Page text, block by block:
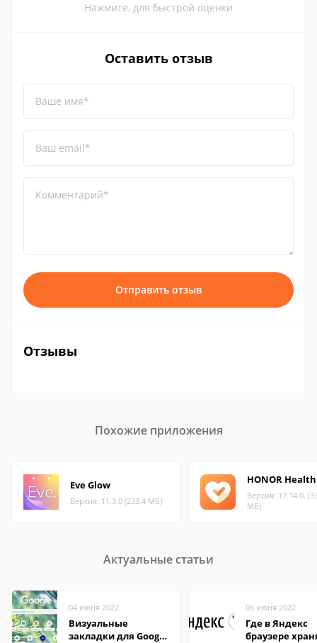
Нажмите, для быстрой оценки
Оставить отзыв
Ваше имя*
Ваш email*
Комментарий*
Отправить отзыв
Отзывы
Похожие приложения
Eve Glow
Версия: 11.3.0 (233.4 МБ)
HONOR Health
Версия: 17.14.0.
МБ)
Актуальные статьи
04 июня 2022
Визуальные
закладки для Google
06 июня 2022
Где в Яндекс
браузере